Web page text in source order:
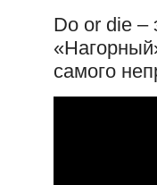
Do or die –
самого